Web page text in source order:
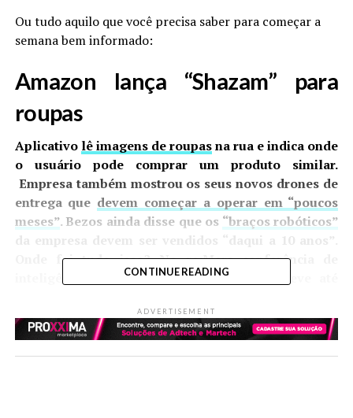
Ou tudo aquilo que você precisa saber para começar a
semana bem informado:
Amazon lança “Shazam” para
roupas
Aplicativo lê imagens de roupasna rua e indica onde
o usuário pode comprar um produto similar.
Empresa também mostrou os seus novos drones de
entrega que devem começar a operar em “poucos
meses”. Bezos ainda disse que os “braços robóticos”
da empresa devem ser vendidos “daqui a 10 anos”.
Onde foi tudo isso? Nare:Mars conferência de
inteligência artificial da Amazon – que teve até
Pagamento por voz poderia
CONTINUE READING
ADVERTISEMENT